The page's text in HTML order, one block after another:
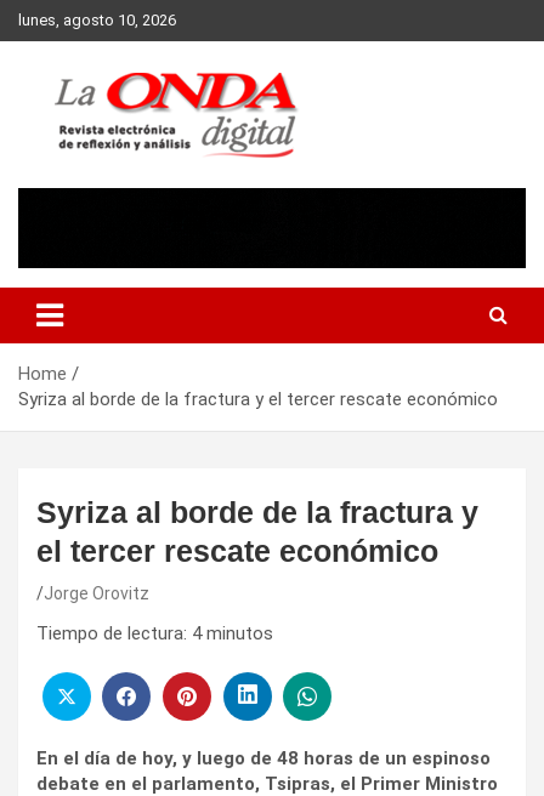
Skip
to
lunes, agosto 10, 2026
Home
Syriza al borde de la fractura y el tercer rescate económico
Syriza al borde de la fractura y
el tercer rescate económico
Jorge Orovitz
Tiempo de lectura: 4 minutos
En el día de hoy, y luego de 48 horas de un espinoso
debate en el parlamento, Tsipras, el Primer Ministro